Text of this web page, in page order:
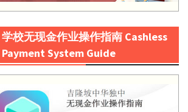
学校无现金作业操作指南 Cashless
Payment System Guide